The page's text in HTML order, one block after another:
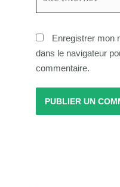
Enregistrer mon
dans le navigateur
commentaire.